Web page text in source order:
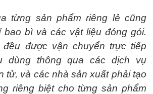
từng sản phẩm riêng lẻ cũng
bao bì và các vật liệu đóng gói.
đều được vận chuyển trực tiếp
dùng thông qua các dịch vụ
tử, và các nhà sản xuất phải tạo
riêng biệt cho từng sản phẩm